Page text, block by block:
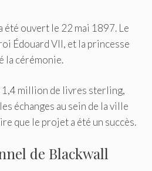
été ouvert le 22 mai 1897. Le
Édouard VII, et la princesse
la cérémonie.
million de livres sterling,
échanges au sein de la ville
que le projet a été un succès.
de Blackwall